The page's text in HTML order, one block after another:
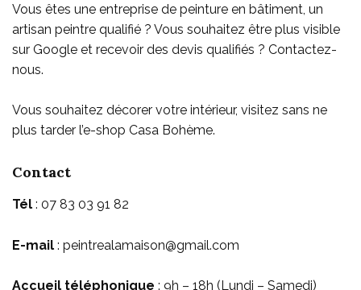
Vous êtes une entreprise de peinture en bâtiment, un
artisan peintre qualifié ? Vous souhaitez être plus visible
sur Google et recevoir des devis qualifiés ? Contactez-
nous.
Vous souhaitez décorer votre intérieur, visitez sans ne
plus tarder l’e-shop Casa Bohème.
Contact
Tél : 07 83 03 91 82
E-mail : peintrealamaison@gmail.com
Accueil téléphonique : 9h – 18h (Lundi – Samedi)